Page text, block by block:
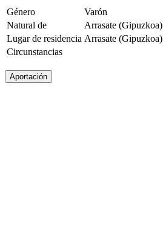
Género
Varón
Natural de
Arrasate (Gipuzkoa)
Lugar de residencia Arrasate (Gipuzkoa)
Circunstancias